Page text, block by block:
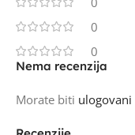
0
0
Nema recenzija
Morate biti ulogovani